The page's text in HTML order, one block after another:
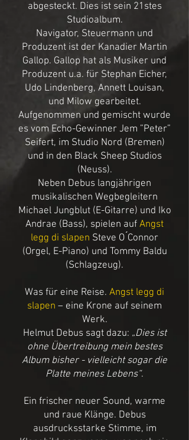
abgesteckt. Dies ist sein 21stes
Studioalbum.
Navigator, Steuermann und
Produzent ist der Kanadier Martin
Gallop. Gallop hat als Musiker und
Produzent u.a. für Stephan Eicher,
Udo Lindenberg, Annett Louisan,
und Milow gearbeitet.
Aufgenommen und gemischt wurde
es vom Echo-Gewinner Jem ”Peter”
Seifert, im Studio Nord (Bremen)
und in den Black Sheep Studios
(Neuss).
Neben Debus langjährigen
musikalischen Wegbegleitern
Michael Jungblut (E-Gitarre) und Iko
Andrae (Bass), spielen auf Angst
legg di slapen Steve O ́Connor
(Orgel, E-Piano) und Tommy Baldu
(Schlagzeug).
Was für eine Reise. Angst legg di
slapen – eine Krone auf seinem
Werk.
Helmut Debus sagt dazu: „Dies ist
ohne Übertreibung mein bestes
Album bisher - vielleicht sogar die
Platte meines Lebens“.
Ein frischer neuer Sound, warme
und raue Klänge. Debus
ausdrucksstarke Stimme, im